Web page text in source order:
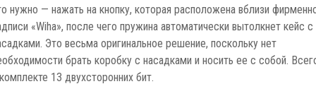
нужно — нажать на кнопку, которая расположена вблизи
«Wiha», после чего пружина автоматически вытолкнет кейс с
Это весьма оригинальное решение, поскольку нет
брать коробку с насадками и носить ее с собой.
13 двухсторонних бит.